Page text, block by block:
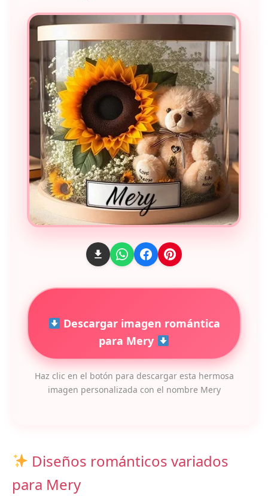
Descargar imagen romántica
para Mery
Haz clic en el botón para descargar esta hermosa
imagen personalizada con el nombre Mery
Diseños románticos variados
para Mery